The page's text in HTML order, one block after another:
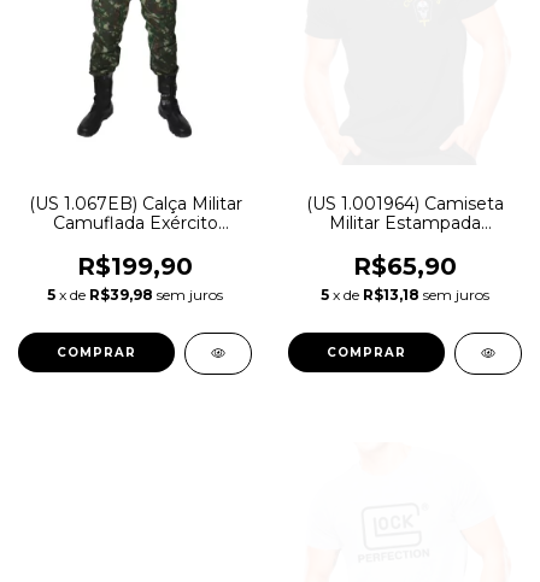
(US 1.067EB) Calça Militar
Camuflada Exército
R$199,90
5 x de R$39,98 sem juros
COMPRAR
(US 1.001964) Camiseta
Militar Estampada
R$65,90
5 x de R$13,18 sem juros
COMPRAR